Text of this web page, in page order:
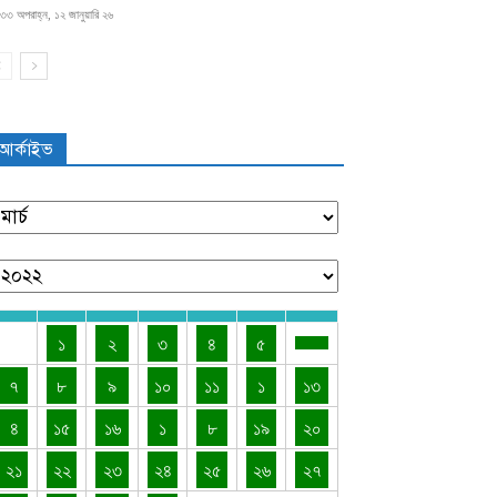
অপরাহ্ন, ১২ জানুয়ারি ২৬
১ ২ ৩ ৪
৫
৭
৮ ৯ ১০ ১১ ১
১৩
৪
১৫ ১৬ ১ ৮ ১৯
২০
২১
২২ ২৩ ২৪ ২৫ ২৬ ২৭